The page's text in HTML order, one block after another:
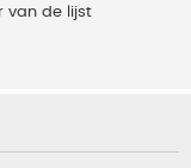
van de lijst